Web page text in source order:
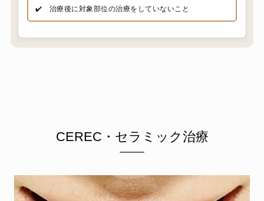
✔️
治療後に対象部位の治療をしていないこと
CEREC・セラミック治療